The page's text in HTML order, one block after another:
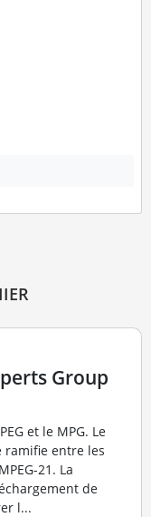
Group
et le MPG. Le
ramifie entre les
21. La
de
l...